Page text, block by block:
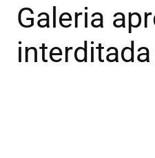
Galeria
interditada